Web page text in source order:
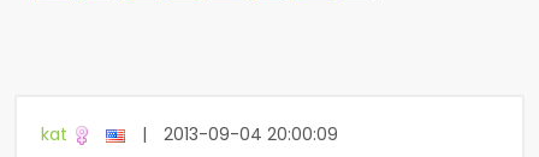
kat | 2013-09-04 20:00:09